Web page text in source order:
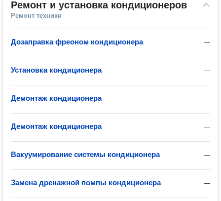
Ремонт и установка кондиционеров
Ремонт техники
—
Дозаправка фреоном кондиционера
—
Установка кондиционера
—
Демонтаж кондиционера
—
Демонтаж кондиционера
—
Вакуумирование системы кондиционера
—
Замена дренажной помпы кондиционера